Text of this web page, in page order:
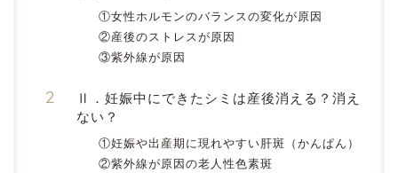
①女性ホルモンのバランスの変化が原因
②産後のストレスが原因
③紫外線が原因
Ⅱ．妊娠中にできたシミは産後消える？消え
ない？
①妊娠や出産期に現れやすい肝斑（かんぱん）
②紫外線が原因の老人性色素斑